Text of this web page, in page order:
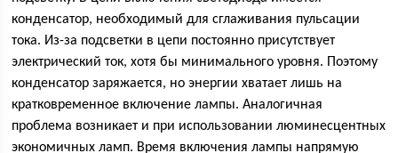
конденсатор, необходимый для сглаживания пульсации
тока. Из-за подсветки в цепи постоянно присутствует
электрический ток, хотя бы минимального уровня. Поэтому
конденсатор заряжается, но энергии хватает лишь на
кратковременное включение лампы. Аналогичная
проблема возникает и при использовании люминесцентных
экономичных ламп. Время включения лампы напрямую